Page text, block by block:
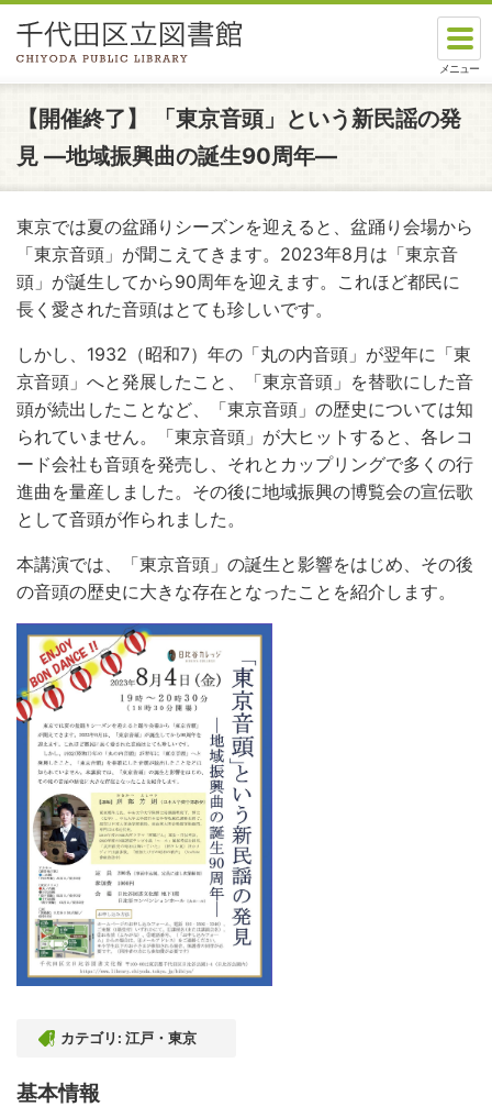
【開催終了】
「東京音頭」という新民謡の発
見 ―地域振興曲の誕生90周年―
東京では夏の盆踊りシーズンを迎えると、盆踊り会場から
「東京音頭」が聞こえてきます。2023年8月は「東京音
頭」が誕生してから90周年を迎えます。これほど都民に
長く愛された音頭はとても珍しいです。
しかし、1932（昭和7）年の「丸の内音頭」が翌年に「東
京音頭」へと発展したこと、「東京音頭」を替歌にした音
頭が続出したことなど、「東京音頭」の歴史については知
られていません。「東京音頭」が大ヒットすると、各レコ
ード会社も音頭を発売し、それとカップリングで多くの行
進曲を量産しました。その後に地域振興の博覧会の宣伝歌
として音頭が作られました。
本講演では、「東京音頭」の誕生と影響をはじめ、その後
の音頭の歴史に大きな存在となったことを紹介します。
カテゴリ: 江戸・東京
基本情報